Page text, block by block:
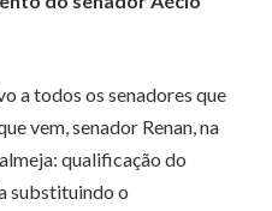
a todos os senadores que
vem, senador Renan, na
qualificação do
substituindo o